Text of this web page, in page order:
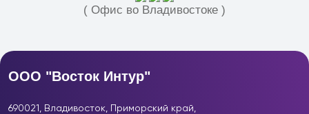
( Офис во Владивостоке )
ООО "Восток Интур"
690021, Владивосток, Приморский край,